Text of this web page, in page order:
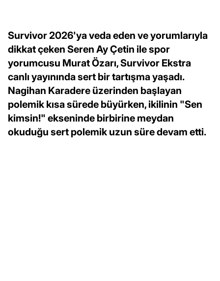
Survivor 2026'ya veda eden ve yorumlarıyla
dikkat çeken Seren Ay Çetin ile spor
yorumcusu Murat Özarı, Survivor Ekstra
canlı yayınında sert bir tartışma yaşadı.
Nagihan Karadere üzerinden başlayan
polemik kısa sürede büyürken, ikilinin "Sen
kimsin!" ekseninde birbirine meydan
okuduğu sert polemik uzun süre devam etti.